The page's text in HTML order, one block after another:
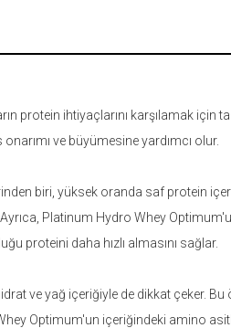
protein ihtiyaçlarını karşılamak için
ve büyümesine yardımcı olur.
biri, yüksek oranda saf protein
Platinum Hydro Whey
proteini daha hızlı almasını sağlar.
ve yağ içeriğiyle de dikkat çeker.
Optimum'un içeriğindeki amino